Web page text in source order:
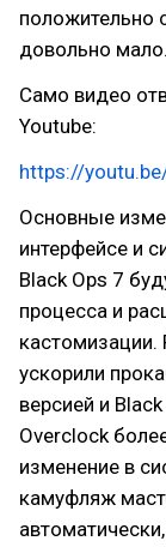
положительно
довольно мало.
Само видео
Youtube:
https://
Основные
интерфейсе и
Black Ops 7
процесса и
кастомизации.
ускорили
версией и
Overclock
изменение в
камуфляж